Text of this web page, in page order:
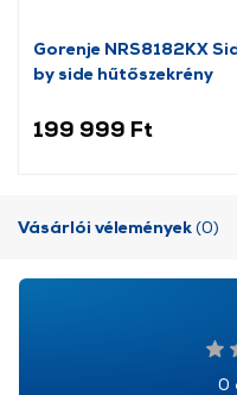
Gorenje NRS8182KX
by side hűtőszekrény
199 999 Ft
Vásárlói vélemények(0)
0